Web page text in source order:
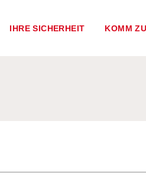
IHRE SICHERHEIT KOMM